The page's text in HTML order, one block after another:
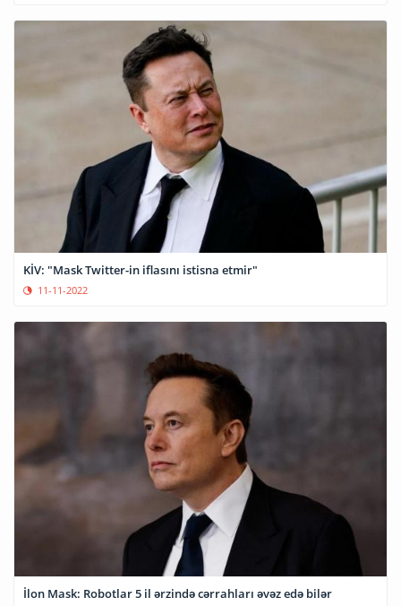
KİV: "Mask Twitter-in iflasını istisna etmir"
11-11-2022
İlon Mask: Robotlar 5 il ərzində cərrahları əvəz edə bilər